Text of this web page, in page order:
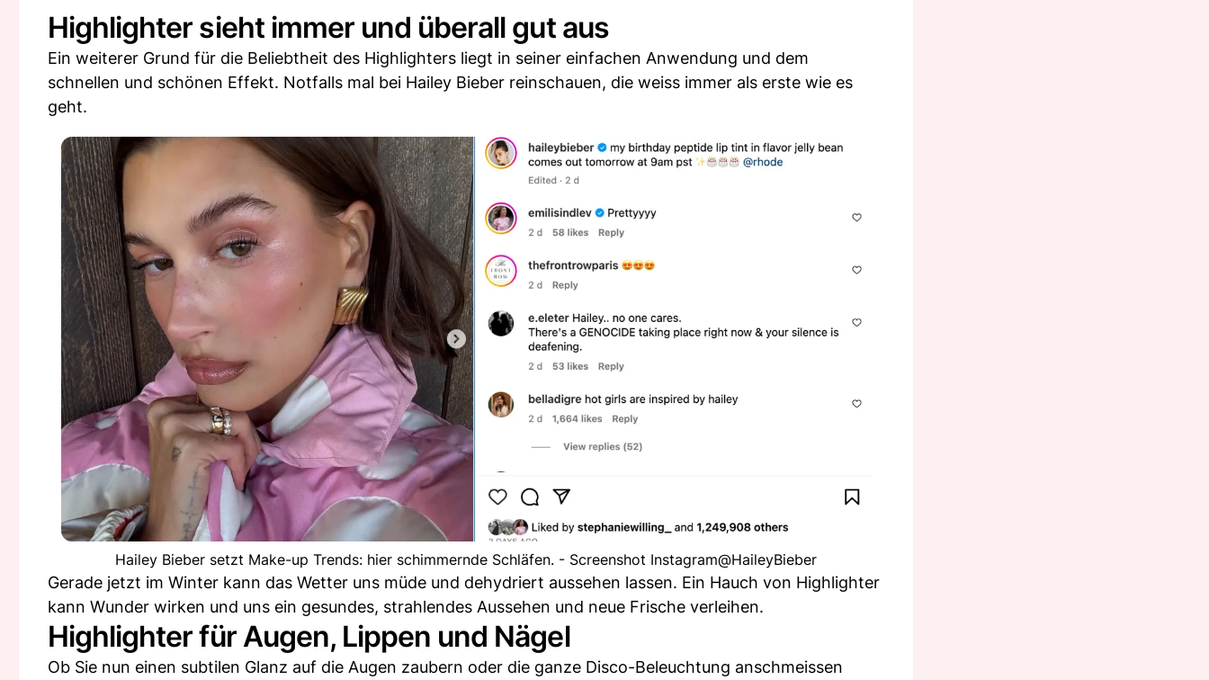
Highlighter sieht immer und überall gut aus
Ein weiterer Grund für die Beliebtheit des Highlighters liegt in seiner einfachen Anwendung und dem
schnellen und schönen Effekt. Notfalls mal bei Hailey Bieber reinschauen, die weiss immer als erste wie es
geht.
Hailey Bieber setzt Make-up Trends: hier schimmernde Schläfen. - Screenshot Instagram@HaileyBieber
Gerade jetzt im Winter kann das Wetter uns müde und dehydriert aussehen lassen. Ein Hauch von Highlighter
kann Wunder wirken und uns ein gesundes, strahlendes Aussehen und neue Frische verleihen.
Highlighter für Augen, Lippen und Nägel
Ob Sie nun einen subtilen Glanz auf die Augen zaubern oder die ganze Disco-Beleuchtung anschmeissen